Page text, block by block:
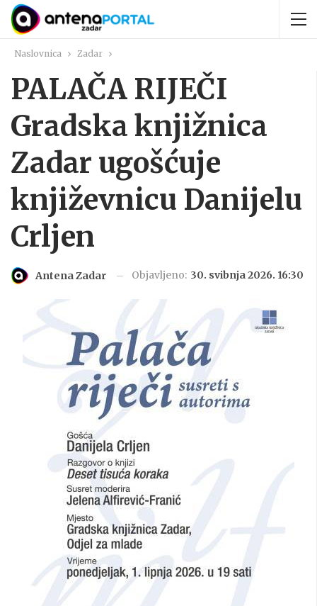
Naslovnica Zadar
PALAČA RIJEČI
Gradska knjižnica
Zadar ugošćuje
književnicu Danijelu
Crljen
Antena Zadar Objavljeno: 30. svibnja 2026. 16:30